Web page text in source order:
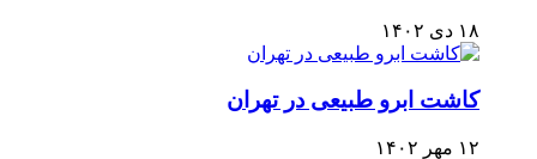
۱۸ دی ۱۴۰۲
کاشت ابرو طبیعی در تهران
۱۲ مهر ۱۴۰۲